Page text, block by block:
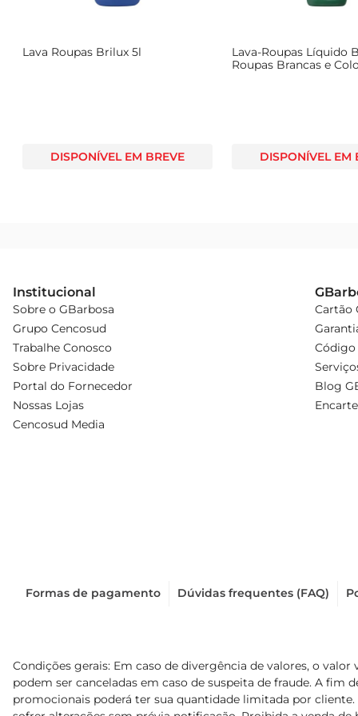
Lava Roupas Brilux 5l
DISPONÍVEL EM BREVE
Lava-Roupas Líquido
Roupas Brancas e
DISPONÍVEL EM
Institucional
Sobre o GBarbosa
Grupo Cencosud
Trabalhe Conosco
Sobre Privacidade
Portal do Fornecedor
Nossas Lojas
Cencosud Media
Cartão
Código
Blog
Formas de pagamento Dúvidas frequentes (FAQ)
Condições gerais: Em caso de divergência de valores, o
podem ser canceladas em caso de suspeita de fraude. A
promocionais poderá ter sua quantidade limitada por